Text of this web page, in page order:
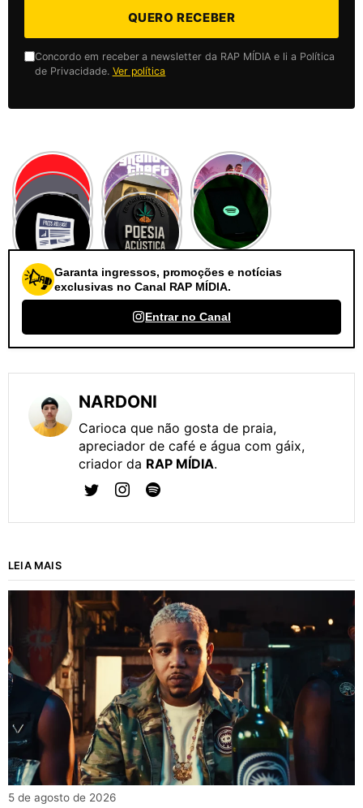
QUERO RECEBER
Concordo em receber a newsletter da RAP MÍDIA e li a Política
de Privacidade. Ver política
Garanta ingressos, promoções e notícias
exclusivas no Canal RAP MÍDIA.
Entrar no Canal
NARDONI
Carioca que não gosta de praia,
apreciador de café e água com gáix,
criador da RAP MÍDIA.
LEIA MAIS
5 de agosto de 2026